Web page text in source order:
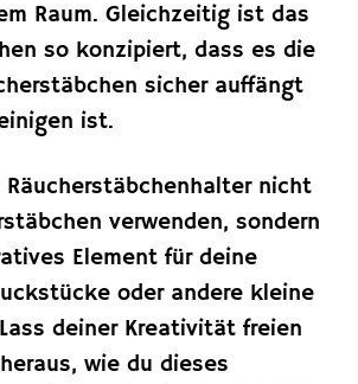
Raum. Gleichzeitig ist das
so konzipiert, dass es die
sicher auffängt
ist.
nicht
verwenden, sondern
Element für deine
oder andere kleine
deiner Kreativität freien
wie du dieses